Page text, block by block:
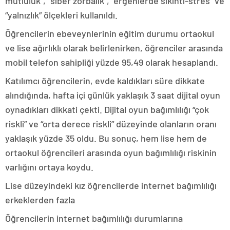
“yalnızlık” ölçekleri kullanıldı.
Öğrencilerin ebeveynlerinin eğitim durumu ortaokul
ve lise ağırlıklı olarak belirlenirken, öğrenciler arasında
mobil telefon sahipliği yüzde 95,49 olarak hesaplandı.
Katılımcı öğrencilerin, evde kaldıkları süre dikkate
alındığında, hafta içi günlük yaklaşık 3 saat dijital oyun
oynadıkları dikkati çekti. Dijital oyun bağımlılığı “çok
riskli” ve “orta derece riskli” düzeyinde olanların oranı
yaklaşık yüzde 35 oldu. Bu sonuç, hem lise hem de
ortaokul öğrencileri arasında oyun bağımlılığı riskinin
varlığını ortaya koydu.
Lise düzeyindeki kız öğrencilerde internet bağımlılığı
erkeklerden fazla
Öğrencilerin internet bağımlılığı durumlarına